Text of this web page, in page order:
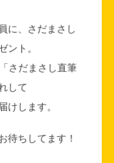
に、さだまさし
ント。
さだまさし直筆
して
けします。
待ちしてます！